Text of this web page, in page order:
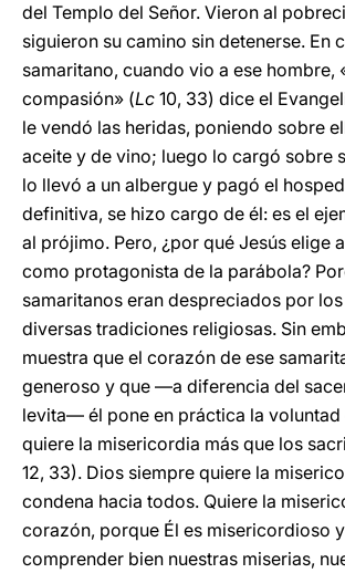
del Templo del Señor. Vieron al
siguieron su camino sin detenerse. En
samaritano, cuando vio a ese hombre,
compasión» (Lc 10, 33) dice el
le vendó las heridas, poniendo sobre
aceite y de vino; luego lo cargó sobre
lo llevó a un albergue y pagó el
definitiva, se hizo cargo de él: es el
al prójimo. Pero, ¿por qué Jesús elige
como protagonista de la parábola?
samaritanos eran despreciados por
diversas tradiciones religiosas. Sin
muestra que el corazón de ese
generoso y que —a diferencia del
levita— él pone en práctica la voluntad
quiere la misericordia más que los
12, 33). Dios siempre quiere la
condena hacia todos. Quiere la
corazón, porque Él es misericordioso
comprender bien nuestras miserias,